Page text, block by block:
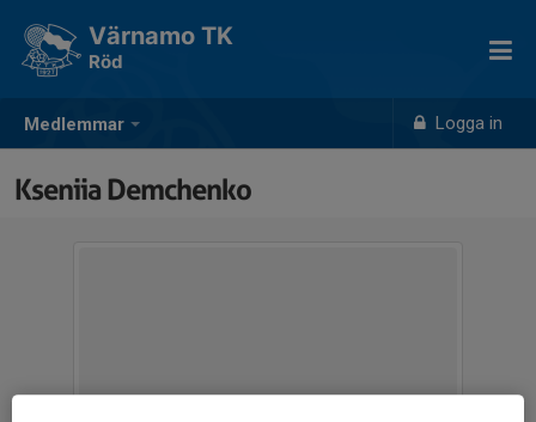
Medlemmar Logga in
Värnamo TK
Röd
Kseniia Demchenko